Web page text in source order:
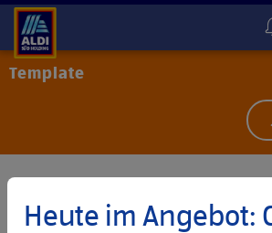
Template
Heute im Angebot: